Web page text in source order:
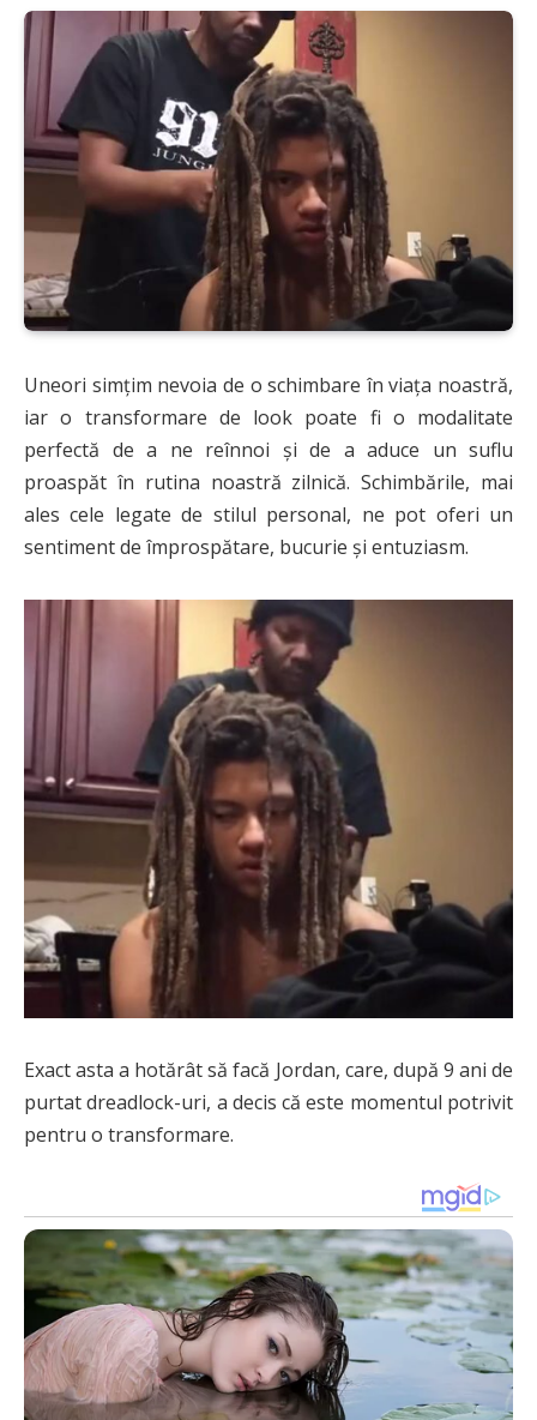
Uneori simțim nevoia de o schimbare în viața noastră,
iar o transformare de look poate fi o modalitate
perfectă de a ne reînnoi și de a aduce un suflu
proaspăt în rutina noastră zilnică. Schimbările, mai
ales cele legate de stilul personal, ne pot oferi un
sentiment de împrospătare, bucurie și entuziasm.
Exact asta a hotărât să facă Jordan, care, după 9 ani de
purtat dreadlock-uri, a decis că este momentul potrivit
pentru o transformare.